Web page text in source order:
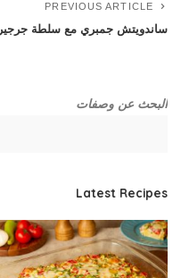
PREVIOUS ARTICLE
ساندويتش جمبري مع سلطة جرجير
البحث عن وصفات
Latest Recipes